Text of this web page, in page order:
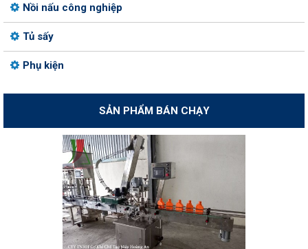
Nồi nấu công nghiệp
Tủ sấy
Phụ kiện
SẢN PHẨM BÁN CHẠY